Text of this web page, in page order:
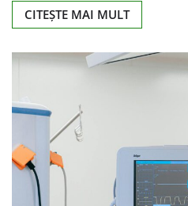
CITEȘTE MAI MULT